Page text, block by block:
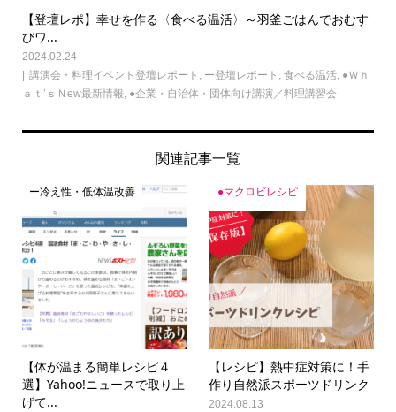
【登壇レポ】幸せを作る〈食べる温活〉～羽釜ごはんでおむす
びワ...
2024.02.24
講演会・料理イベント登壇レポート
ー登壇レポート 食べる温活, ●Ｗｈ
ａｔ’ｓＮew最新情報 ●企業・自治体・団体向け講演／料理講習会
関連記事一覧
ー冷え性・低体温改善
【体が温まる簡単レシピ４
選】Yahoo!ニュースで取り上
げて...
●マクロビレシピ
【レシピ】熱中症対策に！手
作り自然派スポーツドリンク
2024.08.13